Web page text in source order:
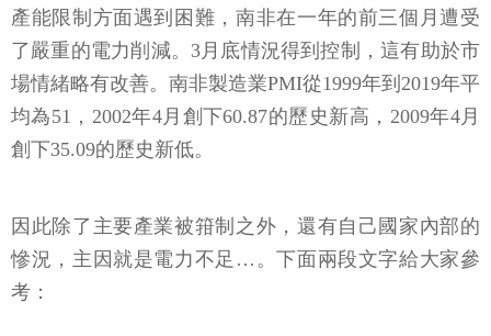
產能限制方面遇到困難，南非在一年的前三個月遭受
了嚴重的電力削減。3月底情況得到控制，這有助於市
場情緒略有改善。南非製造業PMI從1999年到2019年平
均為51，2002年4月創下60.87的歷史新高，2009年4月
創下35.09的歷史新低。
因此除了主要產業被箝制之外，還有自己國家內部的
慘況，主因就是電力不足…。下面兩段文字給大家參
考：